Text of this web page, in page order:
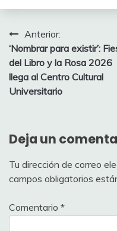
Navegación
de
entradas
Anterior:
‘Nombrar para existir’:
del Libro y la Rosa 2026
llega al Centro Cultural
Universitario
Deja un
Tu dirección de correo
campos obligatorios
Comentario *